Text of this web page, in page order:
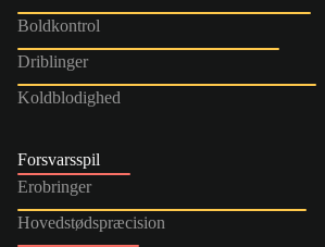
Boldkontrol
Driblinger
Koldblodighed
Forsvarsspil
Erobringer
Hovedstødspræcision